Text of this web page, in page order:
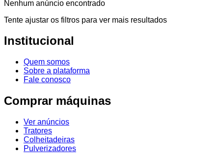
Nenhum anúncio encontrado
Tente ajustar os filtros para ver mais resultados
Institucional
Quem somos
Sobre a plataforma
Fale conosco
Comprar máquinas
Ver anúncios
Tratores
Colheitadeiras
Pulverizadores